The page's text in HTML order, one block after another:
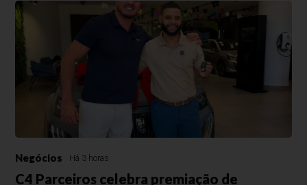
Negócios Há 3 horas
C4 Parceiros celebra premiação de